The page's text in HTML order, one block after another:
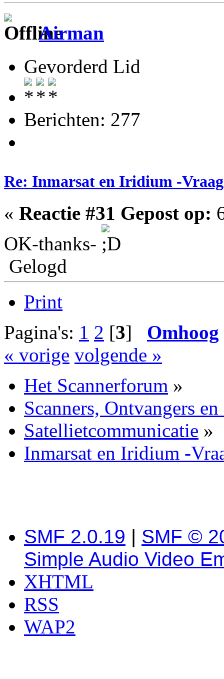
Airman
Gevorderd Lid
Berichten: 277
Re: Inmarsat en Iridium -
« Reactie #31 Gepost op:
OK-thanks-
Gelogd
Print
Pagina's: 1 2 [3] Omhoog
« vorige volgende »
Het Scannerforum »
Scanners, Ontvangers
Satellietcommunicatie »
Inmarsat en Iridium -
SMF 2.0.19 | SMF ©
Simple Audio Video
XHTML
RSS
WAP2